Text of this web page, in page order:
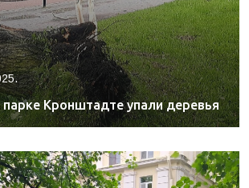
Кронштадте упали деревья